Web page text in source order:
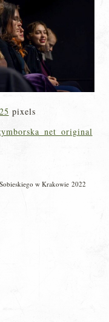
pixels
w Krakowie 2022